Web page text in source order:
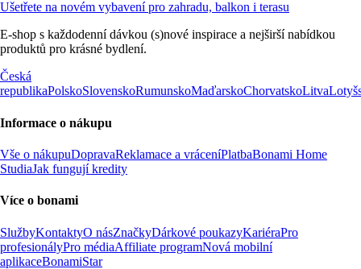
Ušetřete na novém vybavení pro zahradu, balkon i terasu
E-shop s každodenní dávkou (s)nové inspirace a nejširší nabídkou
produktů pro krásné bydlení.
Česká
republikaPolskoSlovenskoRumunskoMaďarskoChorvatskoLitva
Informace o nákupu
Vše o nákupuDopravaReklamace a vráceníPlatbaBonami Home
StudiaJak fungují kredity
Více o bonami
SlužbyKontaktyO násZnačkyDárkové poukazyKariéraPro
profesionályPro médiaAffiliate programNová mobilní
aplikaceBonamiStar